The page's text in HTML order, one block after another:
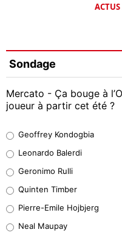
Sondage
Mercato - Ça bouge à
joueur à partir cet été ?
38%
32%
5%
Geoffrey Kondogbia
Leonardo Balerdi
Geronimo Rulli
Quinten Timber
Pierre-Emile Hojbjerg
Neal Maupay